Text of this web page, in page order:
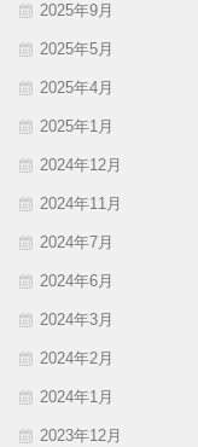
2025年9月
2025年5月
2025年4月
2025年1月
2024年12月
2024年11月
2024年7月
2024年6月
2024年3月
2024年2月
2024年1月
2023年12月